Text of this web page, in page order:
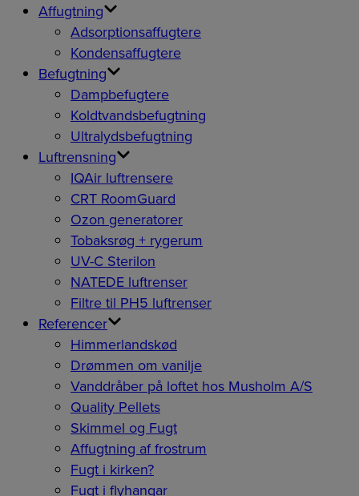
Affugtning
Adsorptionsaffugtere
Kondensaffugtere
Befugtning
Dampbefugtere
Koldtvandsbefugtning
Ultralydsbefugtning
Luftrensning
IQAir luftrensere
CRT RoomGuard
Ozon generatorer
Tobaksrøg + rygerum
UV-C Sterilon
NATEDE luftrenser
Filtre til PH5 luftrenser
Referencer
Himmerlandskød
Drømmen om vanilje
Vanddråber på loftet hos Musholm A/S
Quality Pellets
Skimmel og Fugt
Affugtning af frostrum
Fugt i kirken?
Fugt i flyhangar